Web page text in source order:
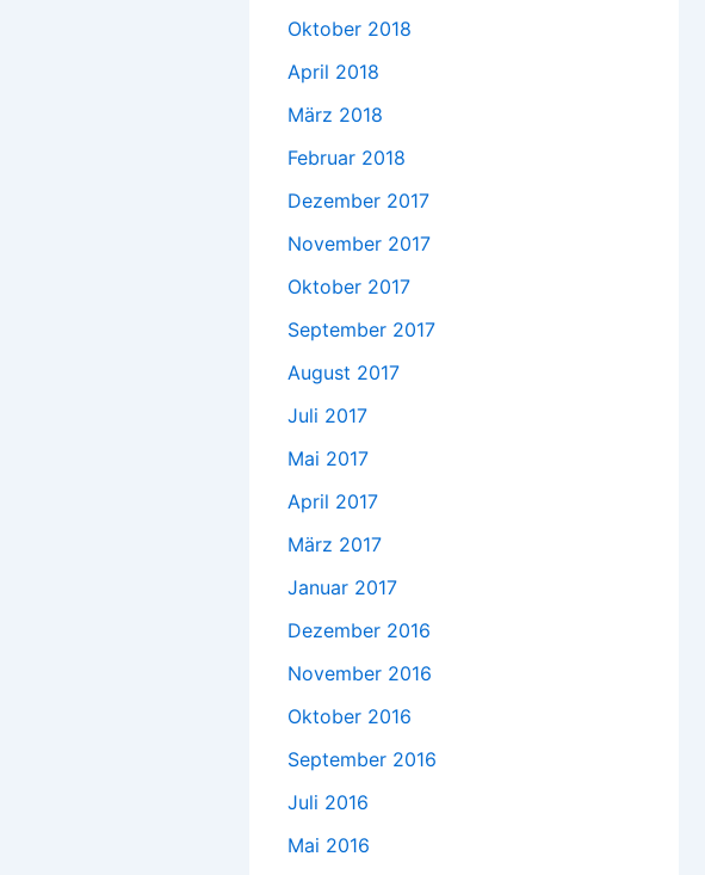
Oktober 2018
April 2018
März 2018
Februar 2018
Dezember 2017
November 2017
Oktober 2017
September 2017
August 2017
Juli 2017
Mai 2017
April 2017
März 2017
Januar 2017
Dezember 2016
November 2016
Oktober 2016
September 2016
Juli 2016
Mai 2016